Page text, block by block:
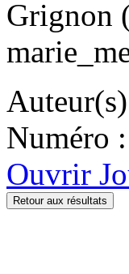
Grignon
Numéro
Ouvrir
Retour aux résultats